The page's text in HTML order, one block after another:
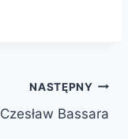
NASTĘPNY
Czesław Bassara